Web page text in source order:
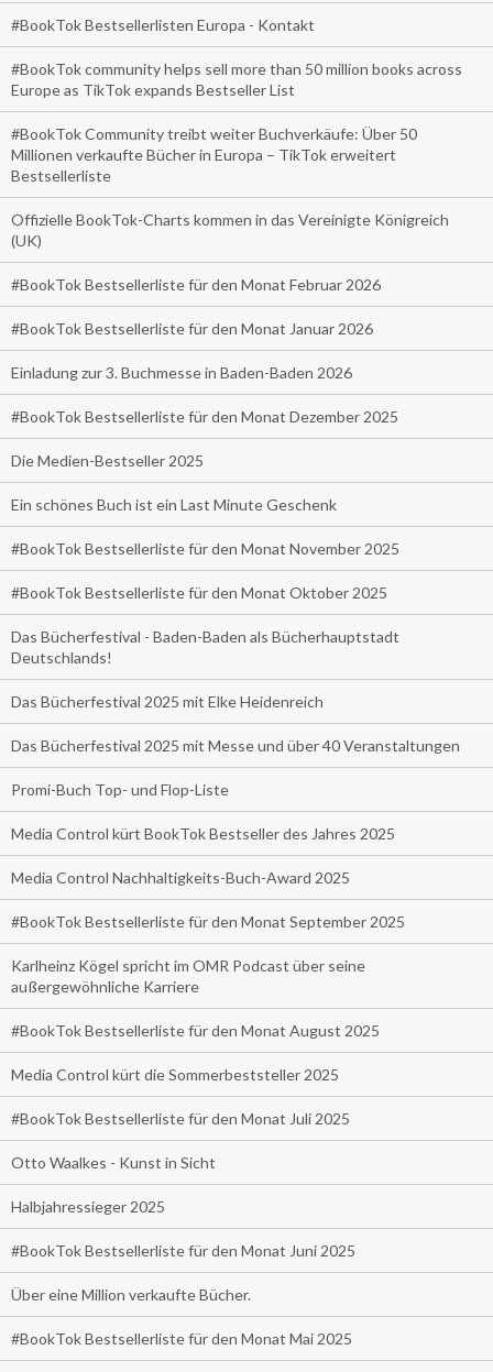
#BookTok Bestsellerlisten Europa - Kontakt
#BookTok community helps sell more than 50 million books across
Europe as TikTok expands Bestseller List
#BookTok Community treibt weiter Buchverkäufe: Über 50
Millionen verkaufte Bücher in Europa – TikTok erweitert
Bestsellerliste
Offizielle BookTok-Charts kommen in das Vereinigte Königreich
(UK)
#BookTok Bestsellerliste für den Monat Februar 2026
#BookTok Bestsellerliste für den Monat Januar 2026
Einladung zur 3. Buchmesse in Baden-Baden 2026
#BookTok Bestsellerliste für den Monat Dezember 2025
Die Medien-Bestseller 2025
Ein schönes Buch ist ein Last Minute Geschenk
#BookTok Bestsellerliste für den Monat November 2025
#BookTok Bestsellerliste für den Monat Oktober 2025
Das Bücherfestival - Baden-Baden als Bücherhauptstadt
Deutschlands!
Das Bücherfestival 2025 mit Elke Heidenreich
Das Bücherfestival 2025 mit Messe und über 40 Veranstaltungen
Promi-Buch Top- und Flop-Liste
Media Control kürt BookTok Bestseller des Jahres 2025
Media Control Nachhaltigkeits-Buch-Award 2025
#BookTok Bestsellerliste für den Monat September 2025
Karlheinz Kögel spricht im OMR Podcast über seine
außergewöhnliche Karriere
#BookTok Bestsellerliste für den Monat August 2025
Media Control kürt die Sommerbeststeller 2025
#BookTok Bestsellerliste für den Monat Juli 2025
Otto Waalkes - Kunst in Sicht
Halbjahressieger 2025
#BookTok Bestsellerliste für den Monat Juni 2025
Über eine Million verkaufte Bücher.
#BookTok Bestsellerliste für den Monat Mai 2025